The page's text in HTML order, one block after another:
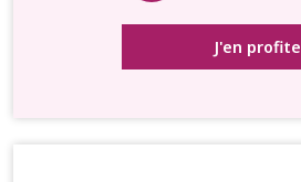
J'en profite